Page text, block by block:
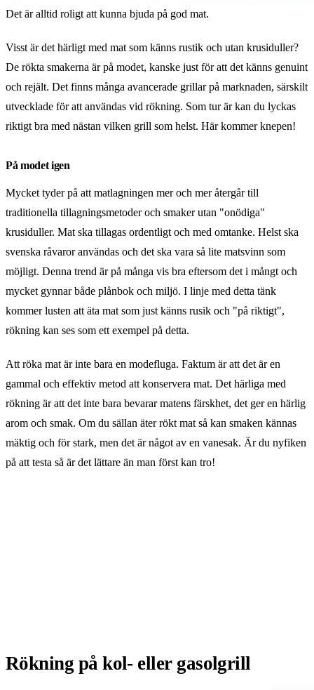
Det är alltid roligt att kunna bjuda på god mat.
Visst är det härligt med mat som känns rustik och utan krusiduller?
De rökta smakerna är på modet, kanske just för att det känns genuint
och rejält. Det finns många avancerade grillar på marknaden, särskilt
utvecklade för att användas vid rökning. Som tur är kan du lyckas
riktigt bra med nästan vilken grill som helst. Här kommer knepen!
På modet igen
Mycket tyder på att matlagningen mer och mer återgår till
traditionella tillagningsmetoder och smaker utan "onödiga"
krusiduller. Mat ska tillagas ordentligt och med omtanke. Helst ska
svenska råvaror användas och det ska vara så lite matsvinn som
möjligt. Denna trend är på många vis bra eftersom det i mångt och
mycket gynnar både plånbok och miljö. I linje med detta tänk
kommer lusten att äta mat som just känns rusik och "på riktigt",
rökning kan ses som ett exempel på detta.
Att röka mat är inte bara en modefluga. Faktum är att det är en
gammal och effektiv metod att konservera mat. Det härliga med
rökning är att det inte bara bevarar matens färskhet, det ger en härlig
arom och smak. Om du sällan äter rökt mat så kan smaken kännas
mäktig och för stark, men det är något av en vanesak. Är du nyfiken
på att testa så är det lättare än man först kan tro!
Rökning på kol- eller gasolgrill